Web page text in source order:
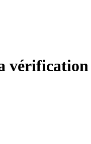
vérification